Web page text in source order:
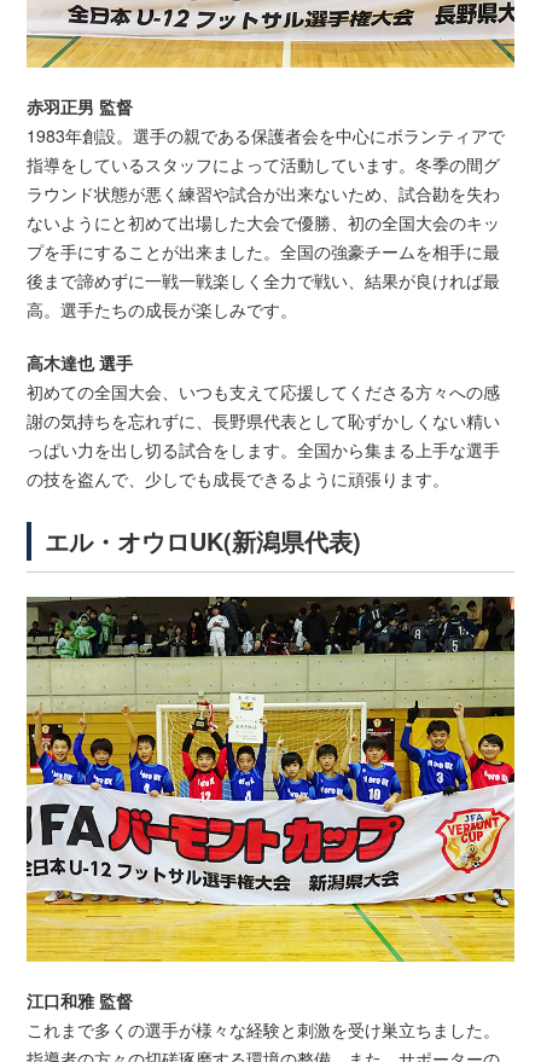
赤羽正男 監督
1983年創設。選手の親である保護者会を中心にボランティアで
指導をしているスタッフによって活動しています。冬季の間グ
ラウンド状態が悪く練習や試合が出来ないため、試合勘を失わ
ないようにと初めて出場した大会で優勝、初の全国大会のキッ
プを手にすることが出来ました。全国の強豪チームを相手に最
後まで諦めずに一戦一戦楽しく全力で戦い、結果が良ければ最
高。選手たちの成長が楽しみです。
高木達也 選手
初めての全国大会、いつも支えて応援してくださる方々への感
謝の気持ちを忘れずに、長野県代表として恥ずかしくない精い
っぱい力を出し切る試合をします。全国から集まる上手な選手
の技を盗んで、少しでも成長できるように頑張ります。
エル・オウロUK(新潟県代表)
江口和雅 監督
これまで多くの選手が様々な経験と刺激を受け巣立ちました。